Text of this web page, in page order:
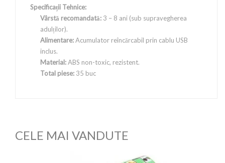
Specificații Tehnice:
Vârstă recomandată: 3 – 8 ani (sub supravegherea
adulților).
Alimentare:Acumulator reîncărcabil prin cablu USB
inclus.
Material:ABS non-toxic, rezistent.
Total piese: 35 buc
CELE MAI VANDUTE